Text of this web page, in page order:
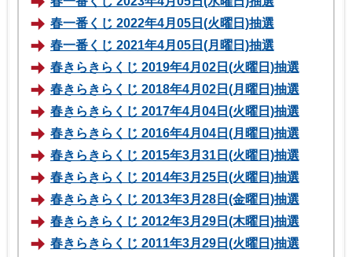
春一番くじ 2022年4月05日(火曜日)抽選
春一番くじ 2021年4月05日(月曜日)抽選
春きらきらくじ 2019年4月02日(火曜日)抽選
春きらきらくじ 2018年4月02日(月曜日)抽選
春きらきらくじ 2017年4月04日(火曜日)抽選
春きらきらくじ 2016年4月04日(月曜日)抽選
春きらきらくじ 2015年3月31日(火曜日)抽選
春きらきらくじ 2014年3月25日(火曜日)抽選
春きらきらくじ 2013年3月28日(金曜日)抽選
春きらきらくじ 2012年3月29日(木曜日)抽選
春きらきらくじ 2011年3月29日(火曜日)抽選